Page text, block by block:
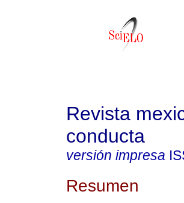
Revista
conducta
versión impresa
Resumen